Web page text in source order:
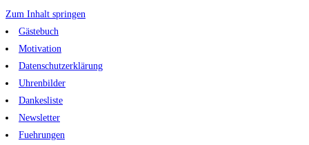
Zum Inhalt springen
Gästebuch
Motivation
Datenschutzerklärung
Uhrenbilder
Dankesliste
Newsletter
Fuehrungen